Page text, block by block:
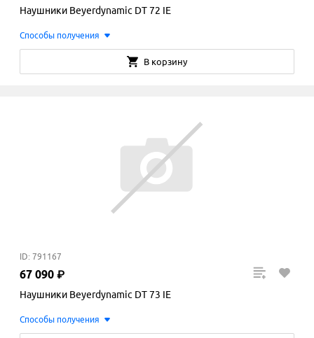
Наушники Beyerdynamic DT 72 IE
Способы получения
В корзину
ID: 791167
67 090 ₽
Наушники Beyerdynamic DT 73 IE
Способы получения